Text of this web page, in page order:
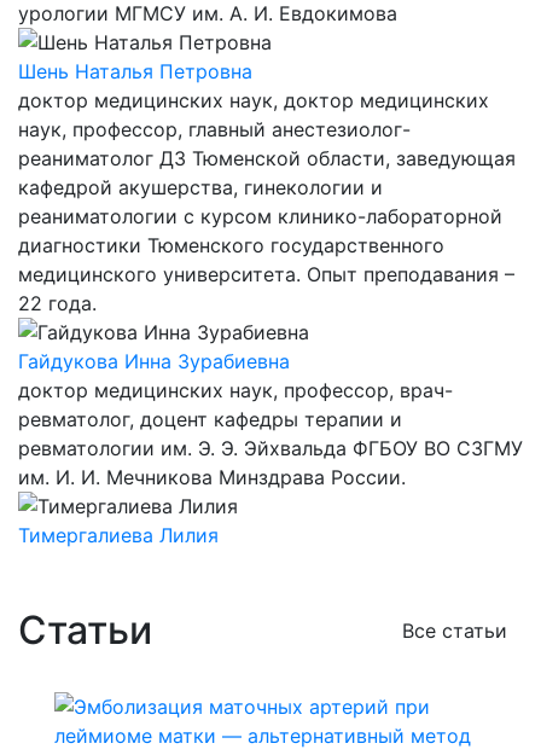
урологии МГМСУ им. А. И. Евдокимова
Шень Наталья Петровна
доктор медицинских наук, доктор медицинских
наук, профессор, главный анестезиолог-
реаниматолог ДЗ Тюменской области, заведующая
кафедрой акушерства, гинекологии и
реаниматологии с курсом клинико-лабораторной
диагностики Тюменского государственного
медицинского университета. Опыт преподавания –
22 года.
Гайдукова Инна Зурабиевна
доктор медицинских наук, профессор, врач-
ревматолог, доцент кафедры терапии и
ревматологии им. Э. Э. Эйхвальда ФГБОУ ВО СЗГМУ
им. И. И. Мечникова Минздрава России.
Тимергалиева Лилия
Статьи Все статьи